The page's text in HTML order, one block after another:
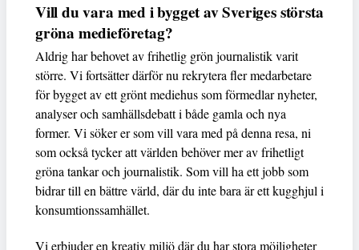
Vill du vara med i bygget av Sveriges största
gröna medieföretag?
Aldrig har behovet av frihetlig grön journalistik varit
större. Vi fortsätter därför nu rekrytera fler medarbetare
för bygget av ett grönt mediehus som förmedlar nyheter,
analyser och samhällsdebatt i både gamla och nya
former. Vi söker er som vill vara med på denna resa, ni
som också tycker att världen behöver mer av frihetligt
gröna tankar och journalistik. Som vill ha ett jobb som
bidrar till en bättre värld, där du inte bara är ett kugghjul i
konsumtionssamhället.
Vi erbjuder en kreativ miljö där du har stora möjligheter